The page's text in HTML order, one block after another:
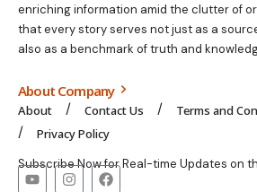
enriching information amid the clutter of
that every story serves not just as a
also as a benchmark of truth and
About Company
About Contact Us
Terms and
Privacy Policy
Subscribe Now for Real-time Updates on